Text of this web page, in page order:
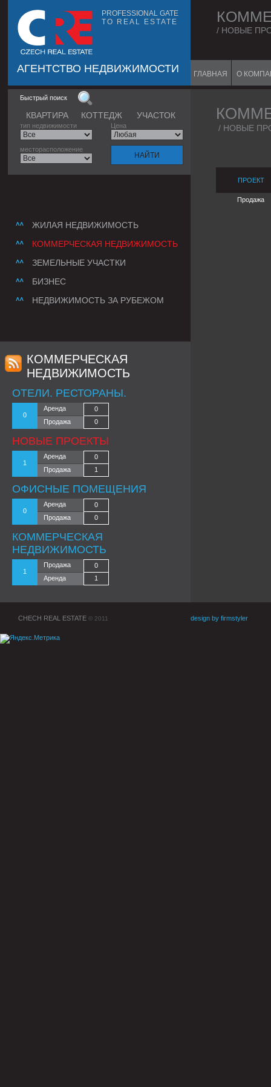
PROFESSIONAL GATE
TO REAL ESTATE
АГЕНТСТВО НЕДВИЖИМОСТИ
/ НОВЫЕ
ГЛАВНАЯ О
Быстрый поиск
КВАРТИРА КОТТЕДЖ УЧАСТОК
тип недвижимости Цена
месторасположение
ЖИЛАЯ НЕДВИЖИМОСТЬ
КОММЕРЧЕСКАЯ НЕДВИЖИМОСТЬ
ЗЕМЕЛЬНЫЕ УЧАСТКИ
БИЗНЕС
НЕДВИЖИМОСТЬ ЗА РУБЕЖОМ
/ НОВЫЕ
ПРОЕКТ
Продажа
КОММЕРЧЕСКАЯ
НЕДВИЖИМОСТЬ
ОТЕЛИ. РЕСТОРАНЫ.
Аренда
0
Продажа
0
0
НОВЫЕ ПРОЕКТЫ
Аренда
0
Продажа
1
1
ОФИСНЫЕ ПОМЕЩЕНИЯ
Аренда
0
Продажа
0
0
КОММЕРЧЕСКАЯ
НЕДВИЖИМОСТЬ
Продажа
0
Аренда
1
1
CHECH REAL ESTATE © 2011 design by firmstyler